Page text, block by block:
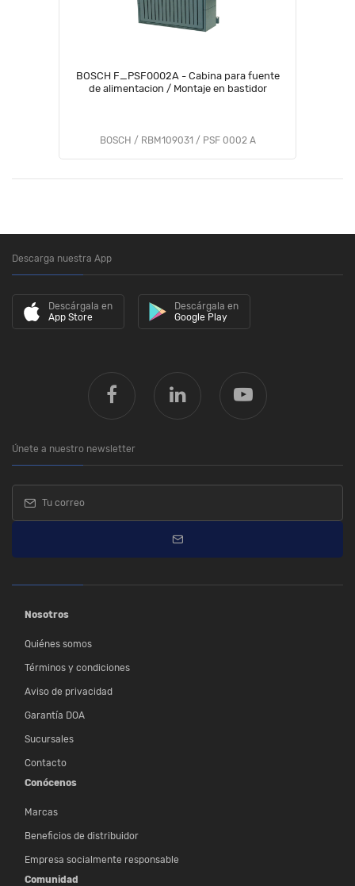
BOSCH F_PSF0002A - Cabina para fuente
de alimentacion / Montaje en bastidor
BOSCH / RBM109031 / PSF 0002 A
Descarga nuestra App
Descárgala en
App Store
Descárgala en
Google Play
Únete a nuestro newsletter
Nosotros
Quiénes somos
Términos y condiciones
Aviso de privacidad
Garantía DOA
Sucursales
Contacto
Conócenos
Marcas
Beneficios de distribuidor
Empresa socialmente responsable
Comunidad